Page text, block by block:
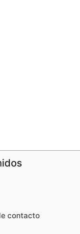
contacto